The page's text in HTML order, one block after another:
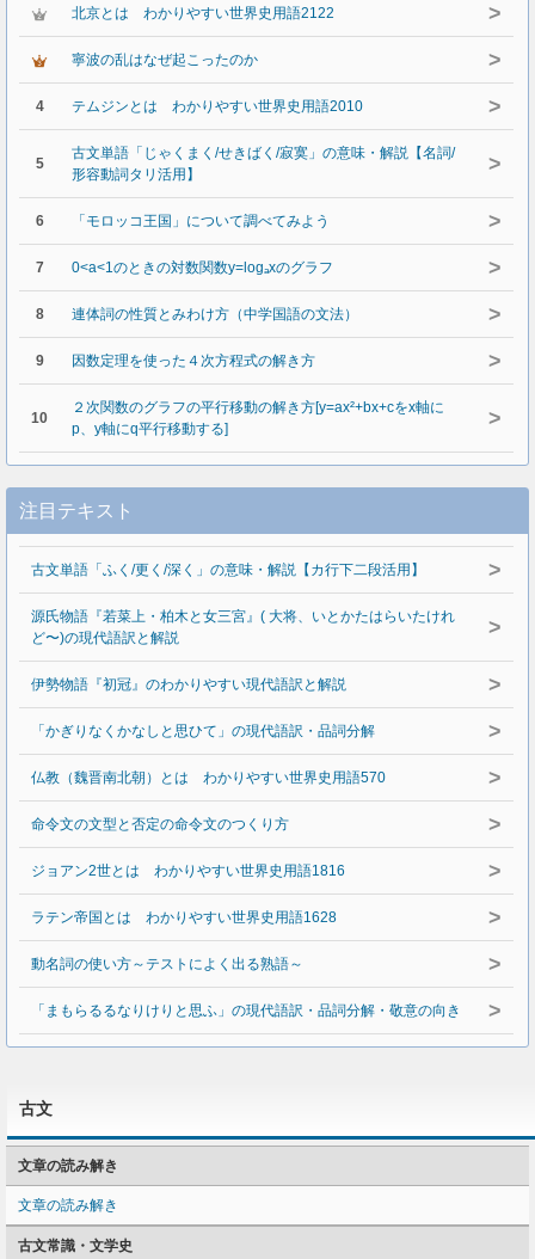
北京とは わかりやすい世界史用語2122 >
寧波の乱はなぜ起こったのか >
4 テムジンとは わかりやすい世界史用語2010 >
5
古文単語「じゃくまく/せきばく/寂寞」の意味・解説【名詞/
形容動詞タリ活用】
>
6 「モロッコ王国」について調べてみよう >
7 0<a<1のときの対数関数y=logₐxのグラフ >
8 連体詞の性質とみわけ方（中学国語の文法） >
9 因数定理を使った４次方程式の解き方 >
10
２次関数のグラフの平行移動の解き方[y=ax²+bx+cをx軸に
p、y軸にq平行移動する]
>
注目テキスト
古文単語「ふく/更く/深く」の意味・解説【カ行下二段活用】 >
源氏物語『若菜上・柏木と女三宮』( 大将、いとかたはらいたけれ
ど〜)の現代語訳と解説
>
伊勢物語『初冠』のわかりやすい現代語訳と解説 >
「かぎりなくかなしと思ひて」の現代語訳・品詞分解 >
仏教（魏晋南北朝）とは わかりやすい世界史用語570 >
命令文の文型と否定の命令文のつくり方 >
ジョアン2世とは わかりやすい世界史用語1816 >
ラテン帝国とは わかりやすい世界史用語1628 >
動名詞の使い方～テストによく出る熟語～ >
「まもらるるなりけりと思ふ」の現代語訳・品詞分解・敬意の向き >
古文
文章の読み解き
文章の読み解き
古文常識・文学史